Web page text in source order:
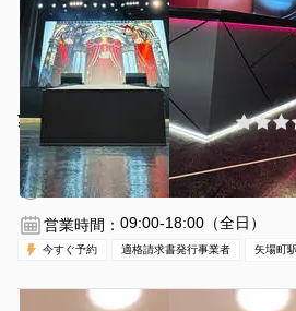
¥33000 〜 ¥66000 /時間
伏見駅 徒歩15分愛知県名古屋市中
1時間〜
営業時間： 09:00-18:00（全日）
今すぐ予約 適格請求書発行事業者 矢場町